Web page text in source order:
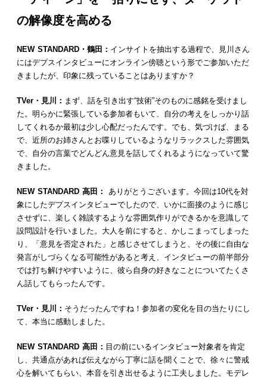
の解像度を高める
NEW STANDARD・鶴田： インサイトを抽出する過程で、見川さん
にはデプスインタビューにオンライン傍聴という形でご参加いただ
きましたが、印象に残っていることはありますか？
TVer・見川： まず、話を引き出す“技術”そのものに感銘を受けまし
た。明らかに緊張している参加者もいて、自分の考えをしっかり話
してくれるか最初は少し心配だったんです。でも、気づけば、まる
で、近所のお姉さんとお喋りしているようなリラックスした雰囲気
で、自分の言葉でどんどん意見を話してくれるようになっていて驚
きました。
NEW STANDARD 高田： ありがとうございます。今回は10代を対
象にしたデプスインタビューでしたので、いかに面接のように感じ
させずに、楽しく雑談するような雰囲気作りができるかを意識して
設問設計を行いました。大人を前にすると、かしこまってしまった
り、「意見を否定された」と感じさせてしまうと、その後に自由な
発言がしづらくなる可能性があると考え、インタビューの前半部分
では打ち解けやすいように、彼ら自身の好きなことについてたくさ
ん話してもらったんです。
TVer・見川： そうだったんですね！参加者の変化を目の当たりにし
て、本当に感動しました。
NEW STANDARD 高田： 目の前にいるインタビュー対象者を肯定
し、共通点があれば伝えながら丁寧に話を聞くことで、徐々に警戒
心を解いてもらい、本音を引き出せるように工夫しました。モデレ